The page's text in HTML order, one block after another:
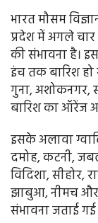
भारत मौसम
प्रदेश में अगले
की संभावना है।
इंच तक बारिश
गुना, अशोकनगर,
बारिश का ऑरेंज
इसके अलावा
दमोह, कटनी,
विदिशा, सीहोर,
झाबुआ, नीमच और
संभावना जताई गई